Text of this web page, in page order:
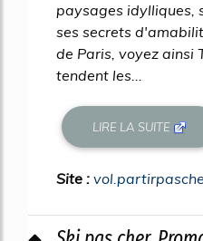
paysages idylliques,
ses secrets
de Paris, voyez ainsi
tendent les...
LIRE LA SUITE
Site :